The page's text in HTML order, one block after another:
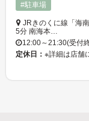
#駐車場
JRきのくに線「海
5分 南海本…
12:00～21:30(受付
定休日： ※詳細は店舗